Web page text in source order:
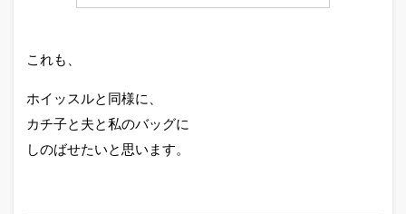
これも、
ホイッスルと同様に、
カチ子と夫と私のバッグに
しのばせたいと思います。